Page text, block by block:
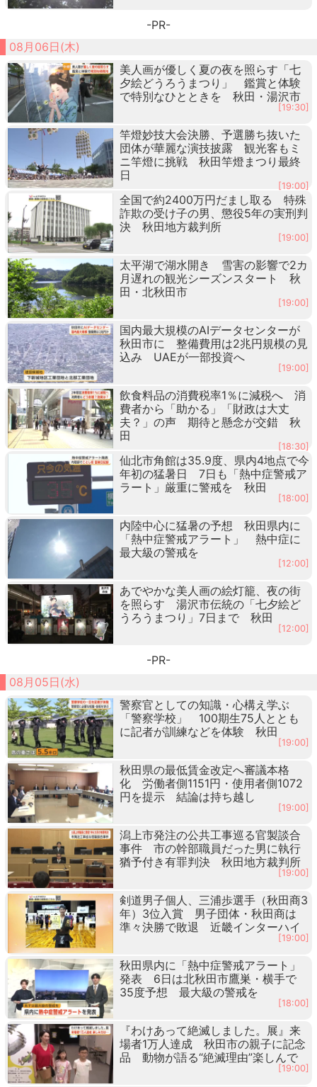
-PR-
08月06日(木)
美人画が優しく夏の夜を照らす「七
夕絵どうろうまつり」 鑑賞と体験
で特別なひとときを 秋田・湯沢市
[19:30]
竿燈妙技大会決勝、予選勝ち抜いた
団体が華麗な演技披露 観光客もミ
ニ竿燈に挑戦 秋田竿燈まつり最終
日
[19:00]
全国で約2400万円だまし取る 特殊
詐欺の受け子の男、懲役5年の実刑判
決 秋田地方裁判所
[19:00]
太平湖で湖水開き 雪害の影響で2カ
月遅れの観光シーズンスタート 秋
田・北秋田市
[19:00]
国内最大規模のAIデータセンターが
秋田市に 整備費用は2兆円規模の見
込み UAEが一部投資へ
[19:00]
飲食料品の消費税率1％に減税へ 消
費者から「助かる」「財政は大丈
夫？」の声 期待と懸念が交錯 秋
田
[18:30]
仙北市角館は35.9度、県内4地点で今
年初の猛暑日 7日も「熱中症警戒ア
ラート」厳重に警戒を 秋田
[18:00]
内陸中心に猛暑の予想 秋田県内に
「熱中症警戒アラート」 熱中症に
最大級の警戒を
[12:00]
あでやかな美人画の絵灯籠、夜の街
を照らす 湯沢市伝統の「七夕絵ど
うろうまつり」7日まで 秋田
[12:00]
-PR-
08月05日(水)
警察官としての知識・心構え学ぶ
「警察学校」 100期生75人ととも
に記者が訓練などを体験 秋田
[19:00]
秋田県の最低賃金改定へ審議本格
化 労働者側1151円・使用者側1072
円を提示 結論は持ち越し
[19:00]
潟上市発注の公共工事巡る官製談合
事件 市の幹部職員だった男に執行
猶予付き有罪判決 秋田地方裁判所
[19:00]
剣道男子個人、三浦歩選手（秋田商3
年）3位入賞 男子団体・秋田商は
準々決勝で敗退 近畿インターハイ
[19:00]
秋田県内に「熱中症警戒アラート」
発表 6日は北秋田市鷹巣・横手で
35度予想 最大級の警戒を
[18:00]
『わけあって絶滅しました。展』来
場者1万人達成 秋田市の親子に記念
品 動物が語る“絶滅理由”楽しんで
[19:00]